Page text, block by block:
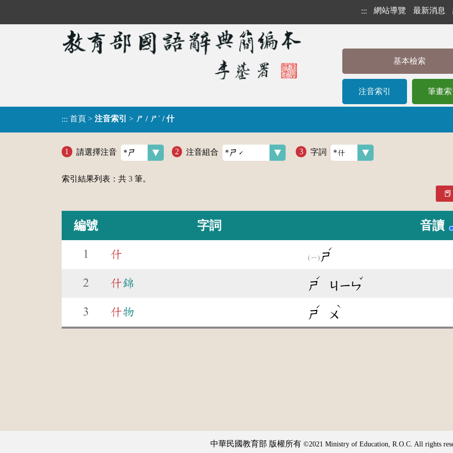
::: 網站導覽 最新消息
基本檢索
注音索引 筆畫索
::: 首頁 > 注音索引 > ㄕ / ㄕˊ / 什
請選擇注音 注音組合 字詞
索引結果列表：共 3 筆。
編號 字詞 音讀
1 什 ㄕ
ˊ
2 什錦 ㄕ
ˊ
ㄐㄧㄣ
ˇ
3 什物 ㄕ
ˊ
ㄨ
ˋ
中華民國教育部 版權所有 ©2021 Ministry of Education, R.O.C. All rights